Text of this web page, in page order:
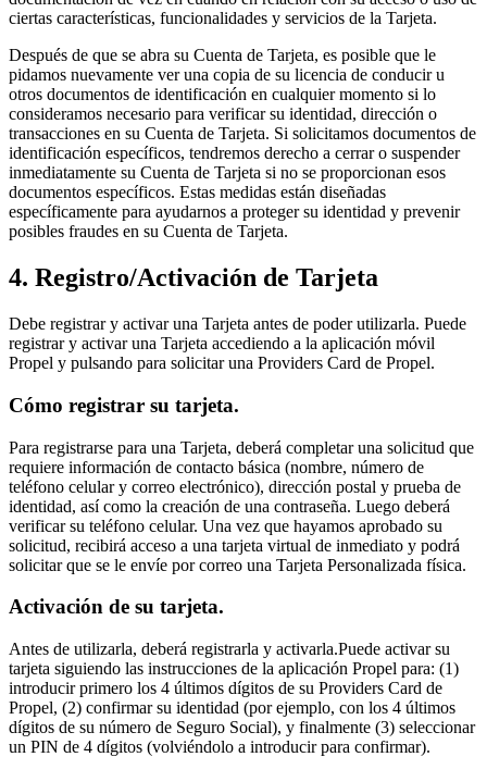
ciertas características, funcionalidades y servicios de la Tarjeta.
Después de que se abra su Cuenta de Tarjeta, es posible que le
pidamos nuevamente ver una copia de su licencia de conducir u
otros documentos de identificación en cualquier momento si lo
consideramos necesario para verificar su identidad, dirección o
transacciones en su Cuenta de Tarjeta. Si solicitamos documentos de
identificación específicos, tendremos derecho a cerrar o suspender
inmediatamente su Cuenta de Tarjeta si no se proporcionan esos
documentos específicos. Estas medidas están diseñadas
específicamente para ayudarnos a proteger su identidad y prevenir
posibles fraudes en su Cuenta de Tarjeta.
4. Registro/Activación de Tarjeta
Debe registrar y activar una Tarjeta antes de poder utilizarla. Puede
registrar y activar una Tarjeta accediendo a la aplicación móvil
Propel y pulsando para solicitar una Providers Card de Propel.
Cómo registrar su tarjeta.
Para registrarse para una Tarjeta, deberá completar una solicitud que
requiere información de contacto básica (nombre, número de
teléfono celular y correo electrónico), dirección postal y prueba de
identidad, así como la creación de una contraseña. Luego deberá
verificar su teléfono celular. Una vez que hayamos aprobado su
solicitud, recibirá acceso a una tarjeta virtual de inmediato y podrá
solicitar que se le envíe por correo una Tarjeta Personalizada física.
Activación de su tarjeta.
Antes de utilizarla, deberá registrarla y activarla.Puede activar su
tarjeta siguiendo las instrucciones de la aplicación Propel para: (1)
introducir primero los 4 últimos dígitos de su Providers Card de
Propel, (2) confirmar su identidad (por ejemplo, con los 4 últimos
dígitos de su número de Seguro Social), y finalmente (3) seleccionar
un PIN de 4 dígitos (volviéndolo a introducir para confirmar).